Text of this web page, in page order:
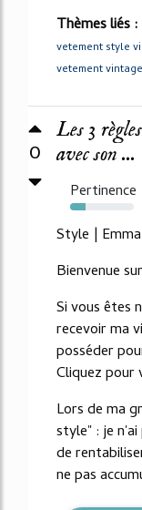
Thèmes liés :
vetement style
vetement
0
Les 3
avec son ...
Pertinence
24%
Style |
Bienvenue sur
Si vous êtes
recevoir ma
posséder
Cliquez pour
Lors de ma
style" : je
de
ne pas